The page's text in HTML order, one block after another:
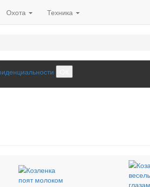
Охота Техника